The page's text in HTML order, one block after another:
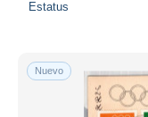
Estatus
Nuevo